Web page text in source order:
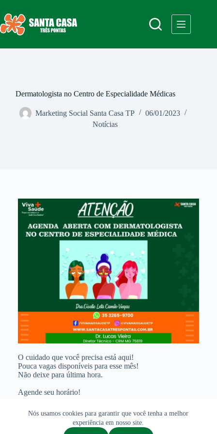
Nós usamos cookies para garantir que você tenha a melhor
experiência em nosso site.
Dermatologista no Centro de Especialidade Médicas
Marketing Social Santa Casa TP
06/01/2023
Notícias
O cuidado que você precisa está aqui!
Pouca vagas disponíveis para esse mês!
Não deixe para última hora.
Agende seu horário!
Copyright © 2026 - Santa Casa de Três Pontas - Feito com ❤